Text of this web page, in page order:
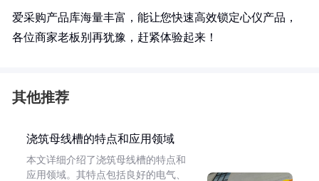
爱采购产品库海量丰富，能让您快速高效锁定心仪产品，
各位商家老板别再犹豫，赶紧体验起来！
其他推荐
浇筑母线槽的特点和应用领域
本文详细介绍了浇筑母线槽的特点和
应用领域。其特点包括良好的电气、